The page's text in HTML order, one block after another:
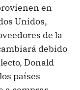
en
Unidos,
de la
debido
Donald
países